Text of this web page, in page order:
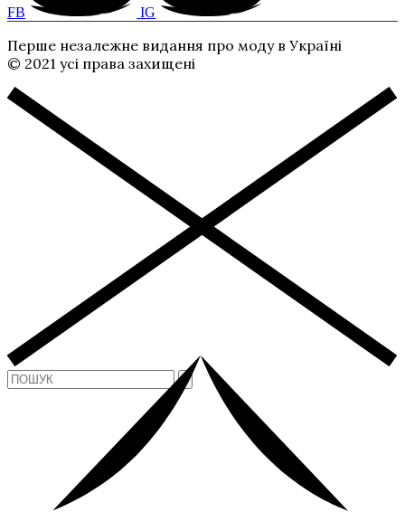
FB IG
Перше незалежне видання про моду в Україні
© 2021 усі права захищені